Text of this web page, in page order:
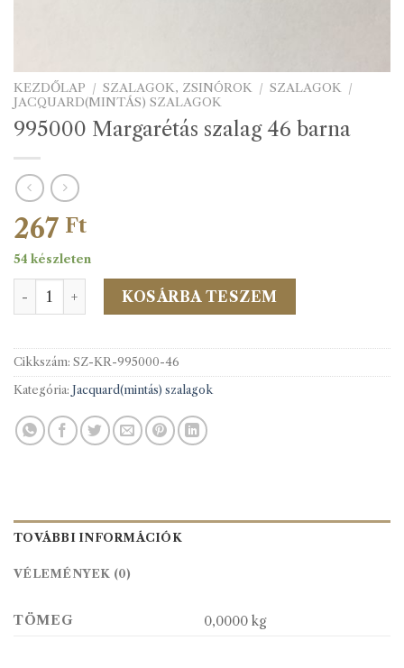
KEZDŐLAP / SZALAGOK, ZSINÓROK / SZALAGOK /
JACQUARD(MINTÁS) SZALAGOK
995000 Margarétás szalag 46 barna
267 Ft
54 készleten
995000 Margarétás szalag 46 barna mennyiség
KOSÁRBA TESZEM
Cikkszám: SZ-KR-995000-46
Kategória: Jacquard(mintás) szalagok
TOVÁBBI INFORMÁCIÓK
VÉLEMÉNYEK (0)
TÖMEG 0,0000 kg